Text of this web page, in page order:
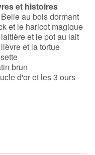
et histoires
au bois dormant
et le haricot magique
et le pot au lait
et la tortue
brun
d'or et les 3 ours